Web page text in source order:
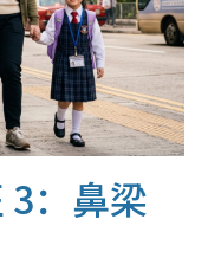
3：鼻梁